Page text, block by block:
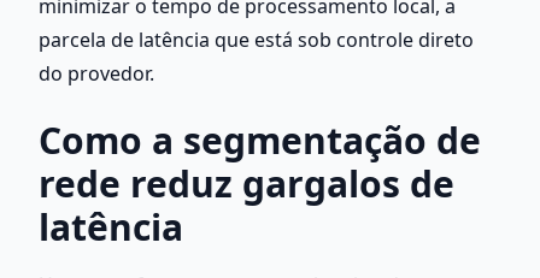
minimizar o tempo de processamento local, a
parcela de latência que está sob controle direto
do provedor.
Como a segmentação de
rede reduz gargalos de
latência